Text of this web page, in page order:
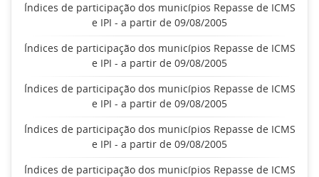
Índices de participação dos municípios Repasse de ICMS
e IPI - a partir de 09/08/2005
Índices de participação dos municípios Repasse de ICMS
e IPI - a partir de 09/08/2005
Índices de participação dos municípios Repasse de ICMS
e IPI - a partir de 09/08/2005
Índices de participação dos municípios Repasse de ICMS
e IPI - a partir de 09/08/2005
Índices de participação dos municípios Repasse de ICMS